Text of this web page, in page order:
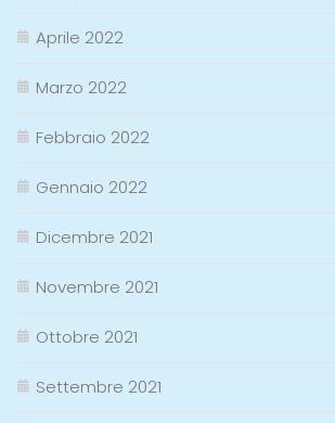
Aprile 2022
Marzo 2022
Febbraio 2022
Gennaio 2022
Dicembre 2021
Novembre 2021
Ottobre 2021
Settembre 2021